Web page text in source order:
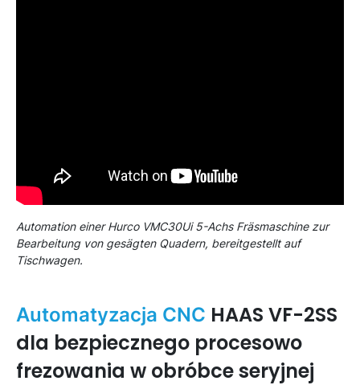
Automation einer Hurco VMC30Ui 5-Achs Fräsmaschine zur
Bearbeitung von gesägten Quadern, bereitgestellt auf
Tischwagen.
Automatyzacja CNC HAAS VF-2SS
dla bezpiecznego procesowo
frezowania w obróbce seryjnej